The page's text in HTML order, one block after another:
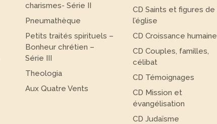
charismes- Série II
Pneumathèque
Petits traités spirituels –
Bonheur chrétien –
Série III
Theologia
Aux Quatre Vents
CD Saints et figures de
l’église
CD Croissance humaine
CD Couples, familles,
célibat
CD Témoignages
CD Mission et
évangélisation
CD Judaïsme